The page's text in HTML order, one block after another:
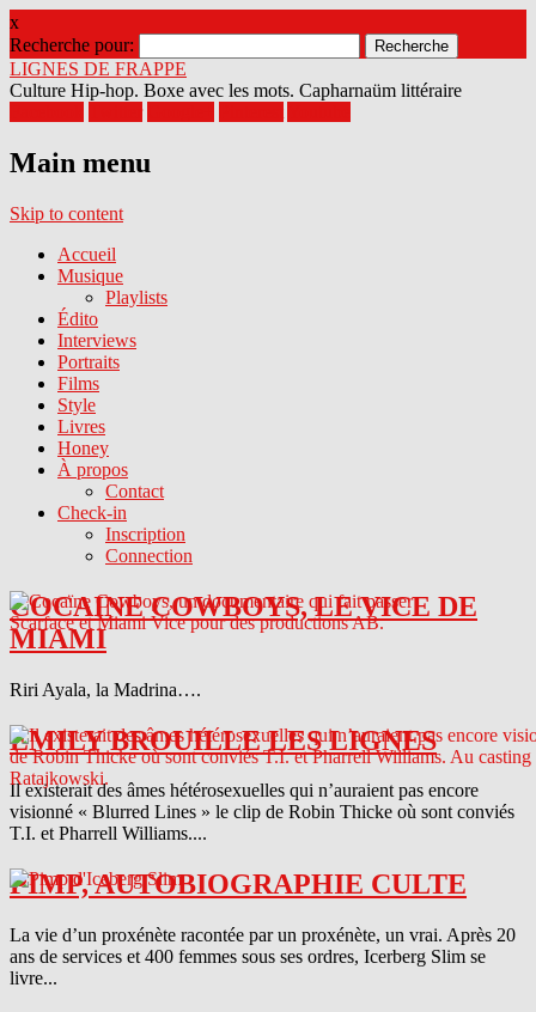
x
Recherche pour:
LIGNES DE FRAPPE
Culture Hip-hop. Boxe avec les mots. Capharnaüm littéraire
Main menu
Skip to content
Accueil
Musique
Playlists
Édito
Interviews
Portraits
Films
Style
Livres
Honey
À propos
Contact
Check-in
Inscription
Connection
COCAINE COWBOYS, LE VICE DE
MIAMI
Riri Ayala, la Madrina….
EMILY BROUILLE LES LIGNES
Il existerait des âmes hétérosexuelles qui n’auraient pas encore
visionné « Blurred Lines » le clip de Robin Thicke où sont conviés
T.I. et Pharrell Williams....
PIMP, AUTOBIOGRAPHIE CULTE
La vie d’un proxénète racontée par un proxénète, un vrai. Après 20
ans de services et 400 femmes sous ses ordres, Icerberg Slim se
livre...